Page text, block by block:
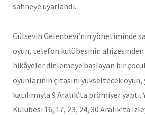
sahneye uyarlandı.
Gülsevin Gelenbevi’nin yönetiminde
oyun, telefon kulübesinin
hikâyeler dinlemeye başlayan bir
oyunlarının çıtasını yükseltecek oyun,
katılımıyla 9 Aralık’ta prömiyer yaptı.
Kulübesi 16, 17, 23, 24, 30 Aralık’ta